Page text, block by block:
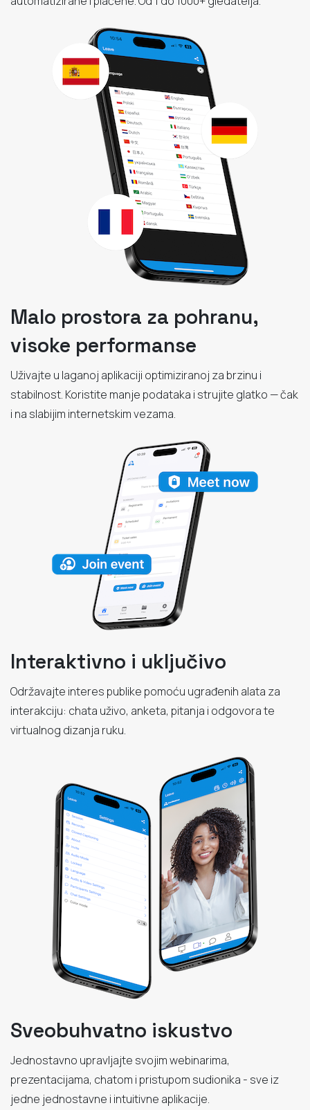
Malo prostora za pohranu,
visoke performanse
Uživajte u laganoj aplikaciji optimiziranoj za brzinu i
stabilnost. Koristite manje podataka i strujite glatko — čak
i na slabijim internetskim vezama.
Interaktivno i uključivo
Održavajte interes publike pomoću ugrađenih alata za
interakciju: chata uživo, anketa, pitanja i odgovora te
virtualnog dizanja ruku.
Sveobuhvatno iskustvo
Jednostavno upravljajte svojim webinarima,
prezentacijama, chatom i pristupom sudionika - sve iz
jedne jednostavne i intuitivne aplikacije.